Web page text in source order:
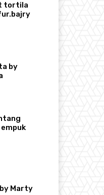
tortila
by
by Marty